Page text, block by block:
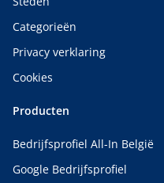
Categorieën
Privacy verklaring
Cookies
Producten
Bedrijfsprofiel All-In België
Google Bedrijfsprofiel